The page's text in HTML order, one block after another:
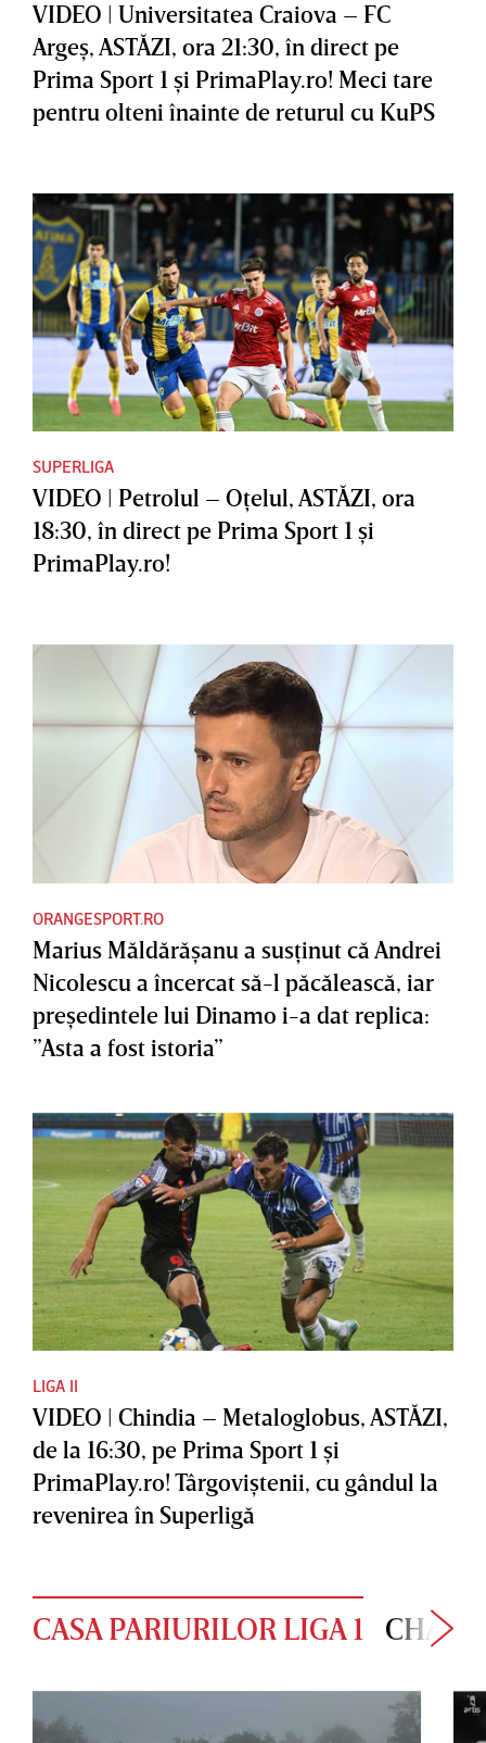
VIDEO | Universitatea Craiova – FC
Argeş, ASTĂZI, ora 21:30, în direct pe
Prima Sport 1 şi PrimaPlay.ro! Meci tare
pentru olteni înainte de returul cu KuPS
SUPERLIGA
VIDEO | Petrolul – Oţelul, ASTĂZI, ora
18:30, în direct pe Prima Sport 1 şi
PrimaPlay.ro!
ORANGESPORT.RO
Marius Măldărăşanu a susţinut că Andrei
Nicolescu a încercat să-l păcălească, iar
preşedintele lui Dinamo i-a dat replica:
”Asta a fost istoria”
LIGA II
VIDEO | Chindia – Metaloglobus, ASTĂZI,
de la 16:30, pe Prima Sport 1 şi
PrimaPlay.ro! Târgoviştenii, cu gândul la
revenirea în Superligă
CASA PARIURILOR LIGA 1